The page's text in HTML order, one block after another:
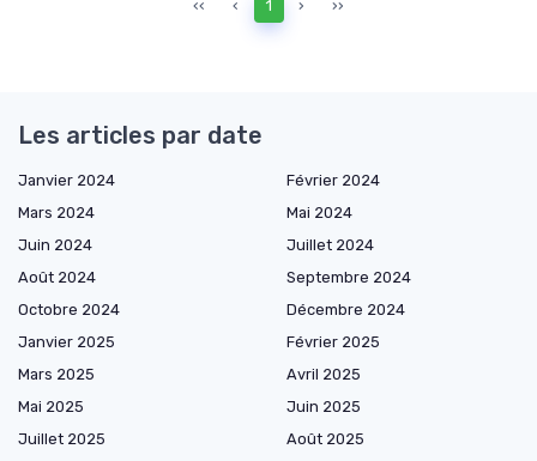
‹‹ ‹ 1 › ››
Les articles par date
Janvier 2024
Février 2024
Mars 2024
Mai 2024
Juin 2024
Juillet 2024
Août 2024
Septembre 2024
Octobre 2024
Décembre 2024
Janvier 2025
Février 2025
Mars 2025
Avril 2025
Mai 2025
Juin 2025
Juillet 2025
Août 2025